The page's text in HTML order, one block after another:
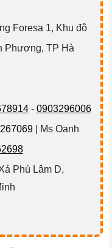
Foresa 1, Khu đô
Phương, TP Hà
- 0903296006
| Ms Oanh
Phú Lâm D,